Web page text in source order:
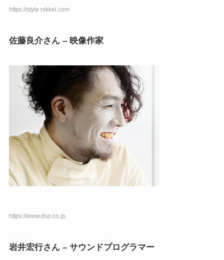
https://style.nikkei.com
佐藤良介さん – 映像作家
https://www.dsp.co.jp
岩井宏行さん – サウンドプログラマー